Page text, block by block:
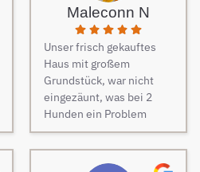
Maleconn N
Unser frisch gekauftes
Haus mit großem
Grundstück, war nicht
eingezäunt, was bei 2
Hunden ein Problem
darstellt. Daher musste
dringend und schnell ein
Zaun her. Auf Empfehlung